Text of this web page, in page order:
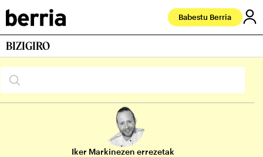
Babestu Berria
BIZIGIRO
Iker Markinezen errezetak